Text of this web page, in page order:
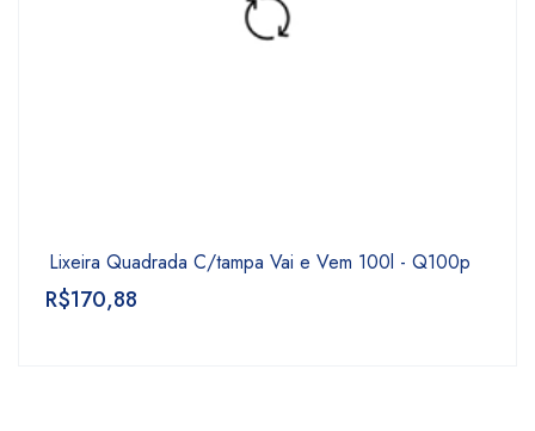
Lixeira Quadrada C/tampa Vai e Vem 100l - Q100p
R$170,88